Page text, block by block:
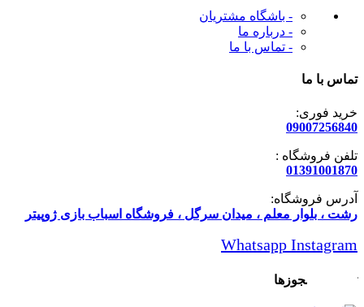
- باشگاه مشتریان
- درباره ما
- تماس با ما
تماس با ما
خرید فوری:
09007256840
تلفن فروشگاه :
01391001870
آدرس فروشگاه:
رشت ، بلوار معلم ، میدان سرگل ، فروشگاه اسباب بازی ژوپیتر
Whatsapp Instagram
تاییدیه و مجوزها